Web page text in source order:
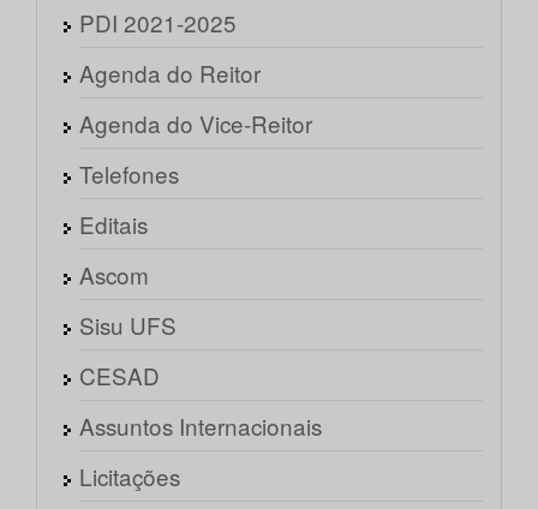
PDI 2021-2025
Agenda do Reitor
Agenda do Vice-Reitor
Telefones
Editais
Ascom
Sisu UFS
CESAD
Assuntos Internacionais
Licitações